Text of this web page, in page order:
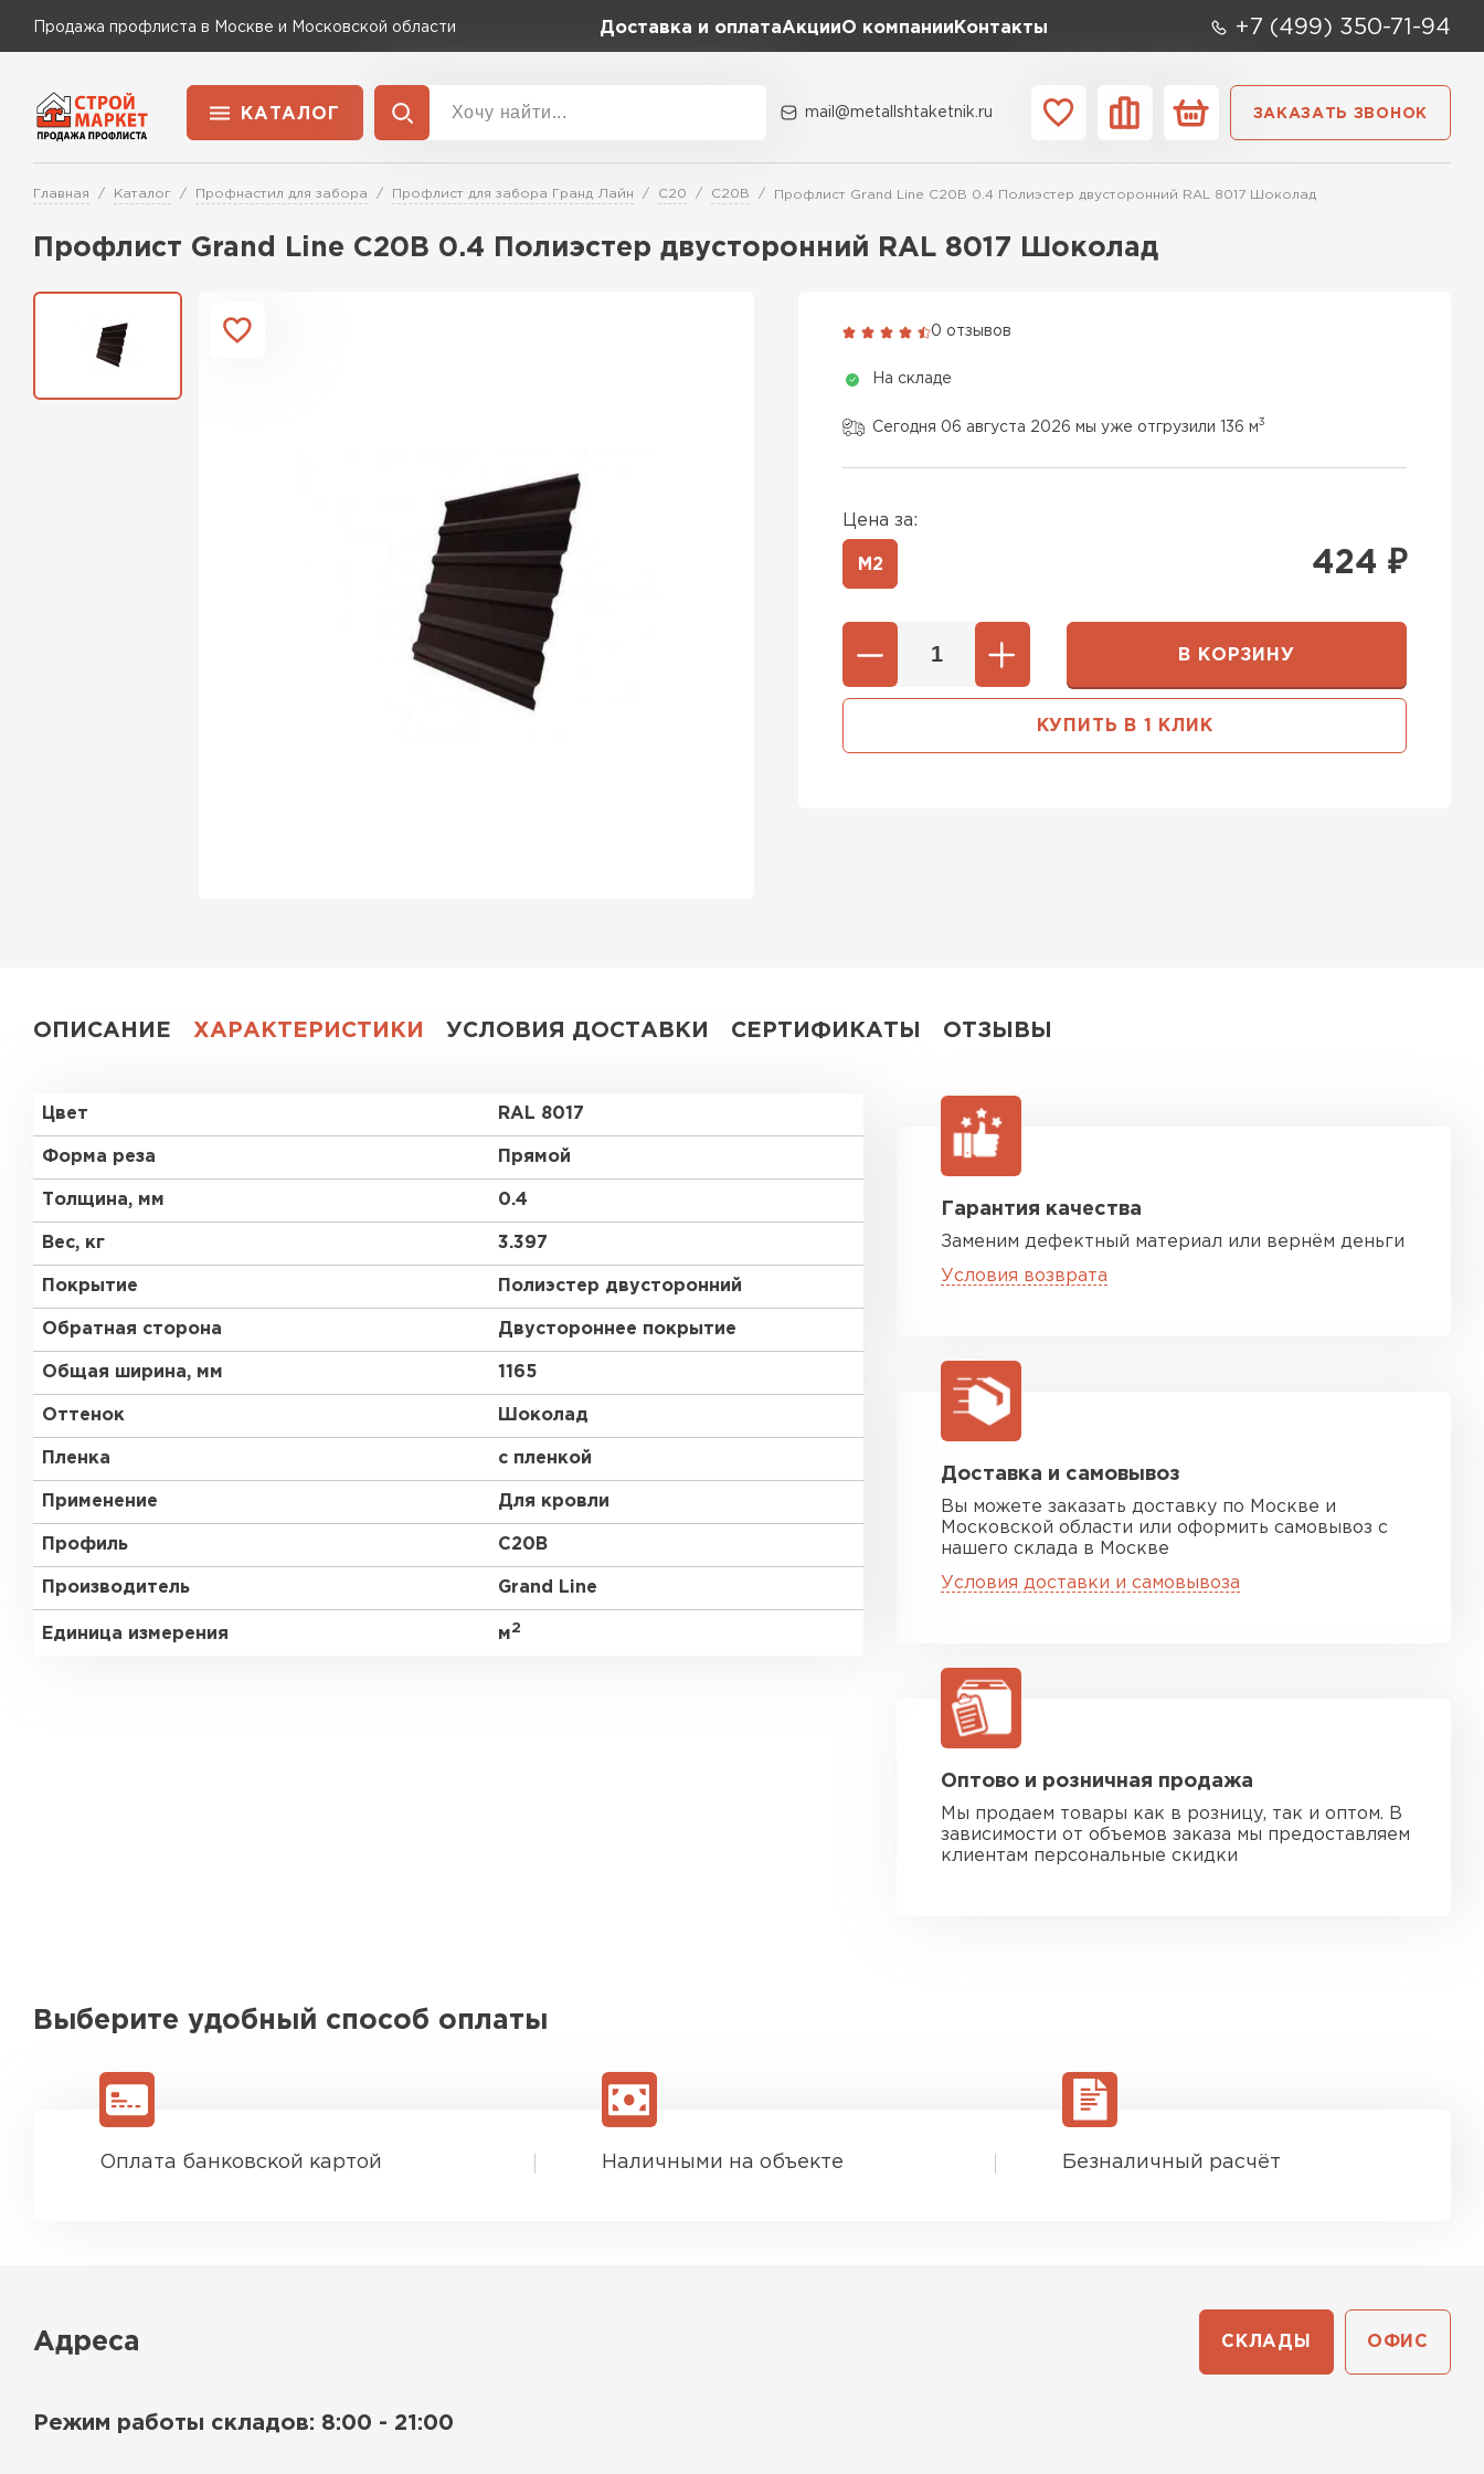
Продажа профлиста в Москве и Московской области Доставка и оплатаАкцииО компании Контакты +7 (499) 350-71-94
КАТАЛОГ
Применение
Для забора
Бренд
mail@metallshtaketnik.ru ЗАКАЗАТЬ ЗВОНОК
Главная Каталог Профнастил для забора Профлист для забора Гранд Лайн C20 С20В Профлист Grand Line C20В 0.4 Полиэстер двусторонний RAL 8017 Шоколад
Профлист Grand Line C20В 0.4 Полиэстер двусторонний RAL 8017 Шоколад
0 отзывов
На складе
Сегодня 06 августа 2026 мы уже отгрузили 136 м3
Цена за:
М2 424 ₽
В КОРЗИНУ
КУПИТЬ В 1 КЛИК
ОПИСАНИЕ ХАРАКТЕРИСТИКИ УСЛОВИЯ ДОСТАВКИ СЕРТИФИКАТЫ ОТЗЫВЫ
Цвет RAL 8017
Форма реза Прямой
Толщина, мм 0.4
Вес, кг 3.397
Покрытие Полиэстер двусторонний
Обратная сторона Двустороннее покрытие
Общая ширина, мм 1165
Оттенок Шоколад
Пленка с пленкой
Применение Для кровли
Профиль C20В
Производитель Grand Line
Единица измерения м2
Гарантия качества
Заменим дефектный материал или вернём деньги
Условия возврата
Доставка и самовывоз
Вы можете заказать доставку по Москве и
Московской области или оформить самовывоз с
нашего склада в Москве
Условия доставки и самовывоза
Оптово и розничная продажа
Мы продаем товары как в розницу, так и оптом. В
зависимости от объемов заказа мы предоставляем
клиентам персональные скидки
Выберите удобный способ оплаты
Оплата банковской картой Наличными на объекте Безналичный расчёт
Адреса СКЛАДЫ ОФИС
Режим работы складов: 8:00 - 21:00